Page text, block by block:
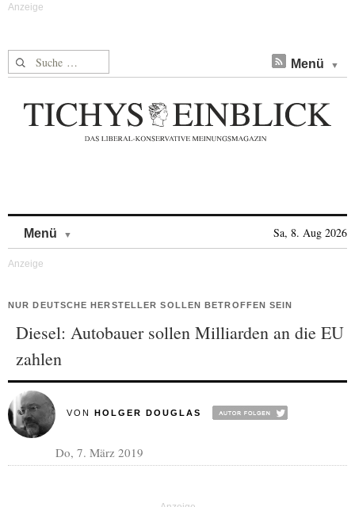
Suche nach: Menü
Menü Sa, 8. Aug 2026
NUR DEUTSCHE HERSTELLER SOLLEN BETROFFEN SEIN
Diesel: Autobauer sollen Milliarden an die EU
zahlen
VON HOLGER DOUGLAS
Do, 7. März 2019